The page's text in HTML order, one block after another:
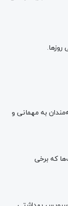
به مهمانی و
که برخی